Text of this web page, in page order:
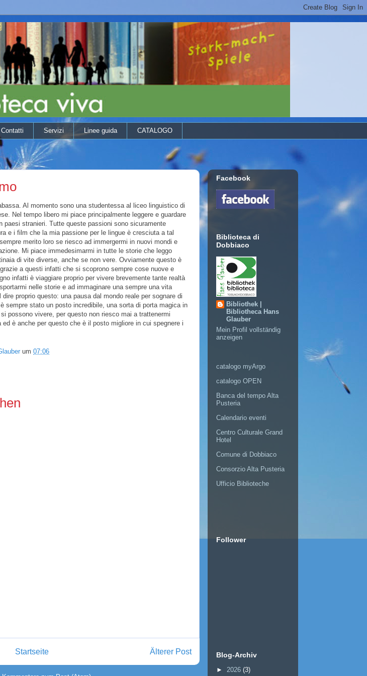
Contatti Servizi Linee guida CATALOGO
Al momento sono una studentessa al liceo linguistico di
Nel tempo libero mi piace principalmente leggere e guardare
stranieri. Tutte queste passioni sono sicuramente
e i film che la mia passione per le lingue è cresciuta a tal
merito loro se riesco ad immergermi in nuovi mondi e
Mi piace immedesimarmi in tutte le storie che leggo
di vite diverse, anche se non vere. Ovviamente questo è
a questi infatti che si scoprono sempre cose nuove e
infatti è viaggiare proprio per vivere brevemente tante realtà
nelle storie e ad immaginare una sempre una vita
proprio questo: una pausa dal mondo reale per sognare di
sempre stato un posto incredibile, una sorta di porta magica in
possono vivere, per questo non riesco mai a trattenermi
è anche per questo che è il posto migliore in cui spegnere i
um 07:06
Älterer Post
Startseite
Facebook
Biblioteca di
Dobbiaco
Bibliothek |
Bibliotheca Hans
Glauber
Mein Profil vollständig
anzeigen
catalogo myArgo
catalogo OPEN
Banca del tempo Alta
Pusteria
Calendario eventi
Centro Culturale Grand
Hotel
Comune di Dobbiaco
Consorzio Alta Pusteria
Ufficio Biblioteche
Follower
Blog-Archiv
► 2026 (3)